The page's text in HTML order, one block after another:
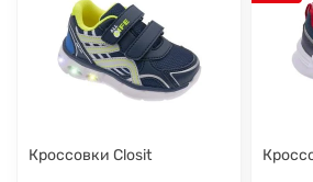
Кроссовки Closit